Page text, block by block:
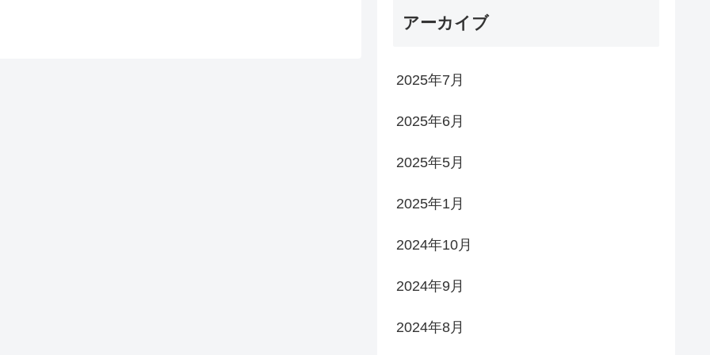
アーカイブ
2025年7月
2025年6月
2025年5月
2025年1月
2024年10月
2024年9月
2024年8月